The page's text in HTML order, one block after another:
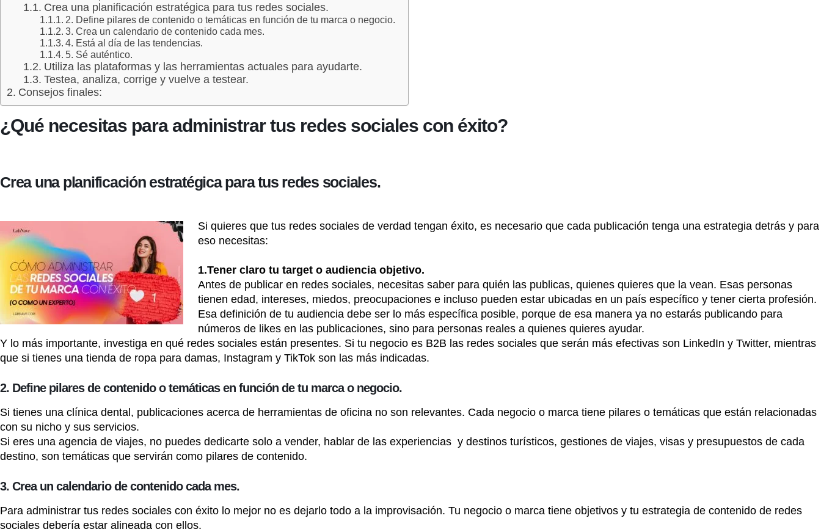
Crea una planificación estratégica para tus redes sociales.
2. Define pilares de contenido o temáticas en función de tu marca o negocio.
3. Crea un calendario de contenido cada mes.
4. Está al día de las tendencias.
5. Sé auténtico.
Utiliza las plataformas y las herramientas actuales para ayudarte.
Testea, analiza, corrige y vuelve a testear.
Consejos finales:
¿Qué necesitas para administrar tus redes sociales con éxito?
Crea una planificación estratégica para tus redes sociales.
Si quieres que tus redes sociales de verdad tengan éxito, es necesario que cada publicación tenga una estrategia detrás y para
eso necesitas:
1.Tener claro tu target o audiencia objetivo.
Antes de publicar en redes sociales, necesitas saber para quién las publicas, quienes quieres que la vean. Esas personas
tienen edad, intereses, miedos, preocupaciones e incluso pueden estar ubicadas en un país específico y tener cierta profesión.
Esa definición de tu audiencia debe ser lo más específica posible, porque de esa manera ya no estarás publicando para
números de likes en las publicaciones, sino para personas reales a quienes quieres ayudar.
Y lo más importante, investiga en qué redes sociales están presentes. Si tu negocio es B2B las redes sociales que serán más efectivas son LinkedIn y Twitter, mientras
que si tienes una tienda de ropa para damas, Instagram y TikTok son las más indicadas.
2. Define pilares de contenido o temáticas en función de tu marca o negocio.
Si tienes una clínica dental, publicaciones acerca de herramientas de oficina no son relevantes. Cada negocio o marca tiene pilares o temáticas que están relacionadas
con su nicho y sus servicios.
Si eres una agencia de viajes, no puedes dedicarte solo a vender, hablar de las experiencias y destinos turísticos, gestiones de viajes, visas y presupuestos de cada
destino, son temáticas que servirán como pilares de contenido.
3. Crea un calendario de contenido cada mes.
Para administrar tus redes sociales con éxito lo mejor no es dejarlo todo a la improvisación. Tu negocio o marca tiene objetivos y tu estrategia de contenido de redes
sociales debería estar alineada con ellos.